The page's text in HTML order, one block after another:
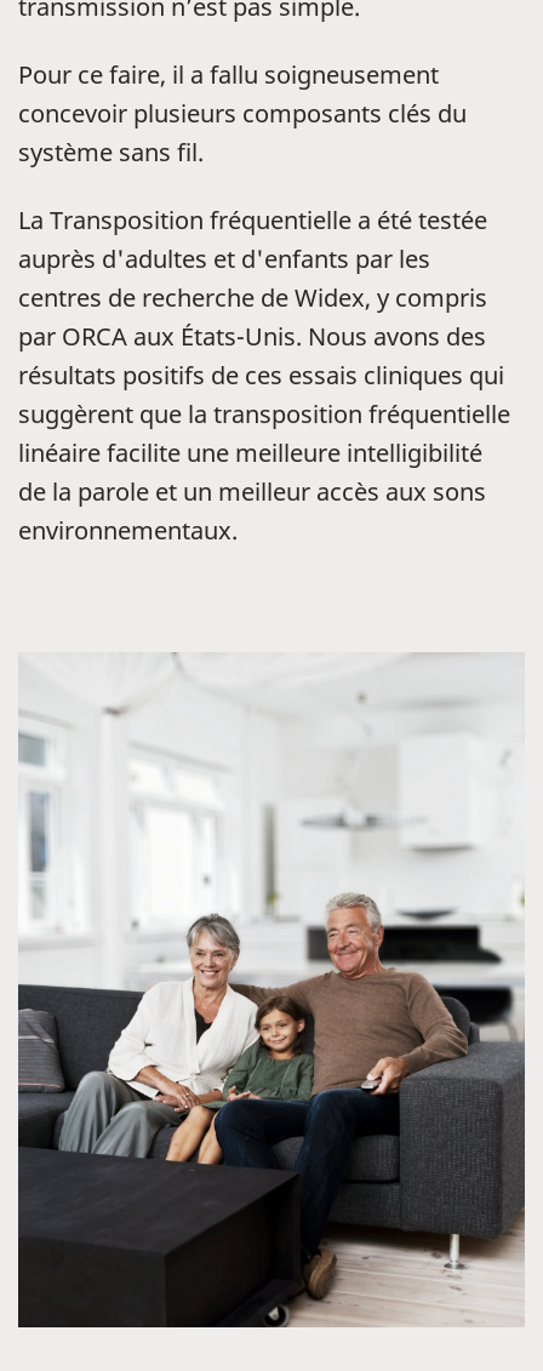
transmission n’est pas simple.
Pour ce faire, il a fallu soigneusement
concevoir plusieurs composants clés du
système sans fil.
La Transposition fréquentielle a été testée
auprès d'adultes et d'enfants par les
centres de recherche de Widex, y compris
par ORCA aux États-Unis. Nous avons des
résultats positifs de ces essais cliniques qui
suggèrent que la transposition fréquentielle
linéaire facilite une meilleure intelligibilité
de la parole et un meilleur accès aux sons
environnementaux.